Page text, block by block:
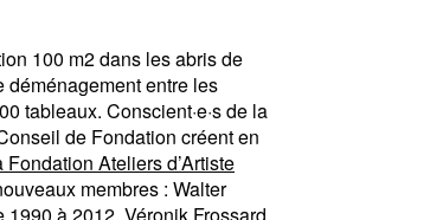
100 m2 dans les abris de
déménagement entre les
tableaux. Conscient·e·s de la
de Fondation créent en
Ateliers d’Artiste
membres : Walter
1990 à 2012, Véronik Frossard